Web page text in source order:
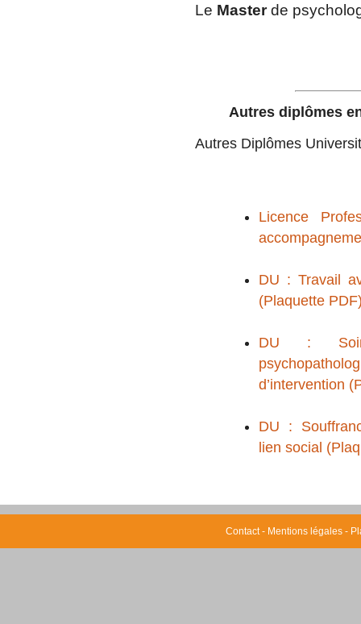
Le Masterde
Autres diplômes
Autres Diplômes
Licence
DU : Travail
(Plaquette
DU :
d’intervention
DU :
lien social
Contact - Mentions légales -